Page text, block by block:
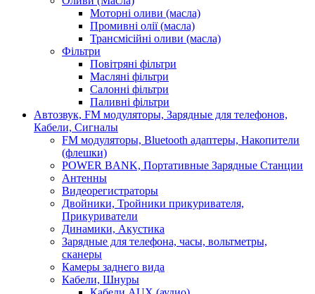
Моторні оливи (масла)
Промивні олії (масла)
Трансмісійні оливи (масла)
Фільтри
Повітряні фільтри
Масляні фільтри
Салонні фільтри
Паливні фільтри
Автозвук, FM модуляторы, Зарядные для телефонов,
Кабели, Сигналы
FM модуляторы, Bluetooth адаптеры, Накопители
(флешки)
POWER BANK, Портативные Зарядные Станции
Антенны
Видеорегистраторы
Двойники, Тройники прикуривателя,
Прикуриватели
Динамики, Акустика
Зарядные для телефона, часы, вольтметры,
сканеры
Камеры заднего вида
Кабели, Шнуры